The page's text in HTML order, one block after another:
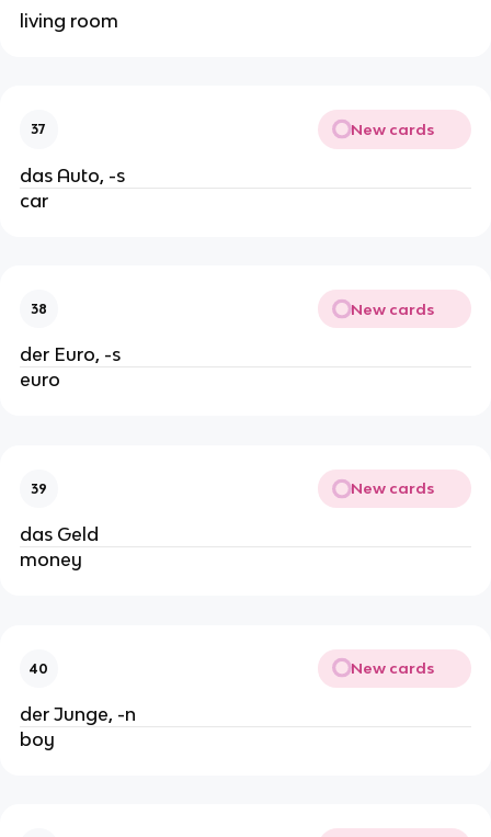
living room
37 New cards
das Auto, -s
car
38 New cards
der Euro, -s
euro
39 New cards
das Geld
money
40 New cards
der Junge, -n
boy